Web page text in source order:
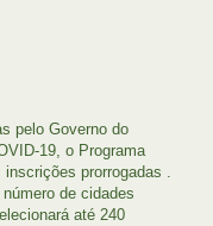
pelo Governo do
19, o Programa
prorrogadas .
de cidades
até 240